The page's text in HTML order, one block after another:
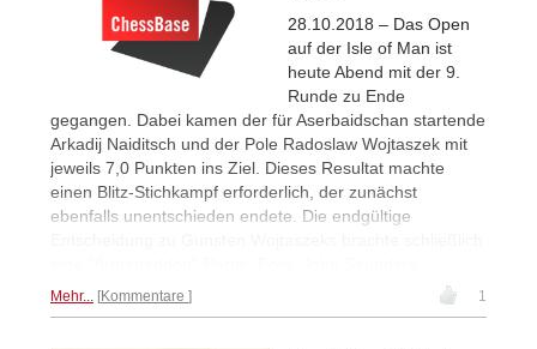
28.10.2018 – Das Open
auf der Isle of Man ist
heute Abend mit der 9.
Runde zu Ende
gegangen. Dabei kamen der für Aserbaidschan startende
Arkadij Naiditsch und der Pole Radoslaw Wojtaszek mit
jeweils 7,0 Punkten ins Ziel. Dieses Resultat machte
einen Blitz-Stichkampf erforderlich, der zunächst
ebenfalls unentschieden endete. Die endgültige
Mehr... Kommentare 1